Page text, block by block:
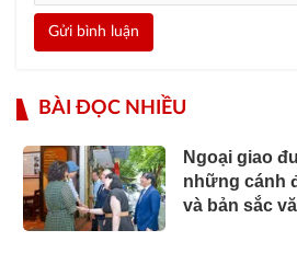
Gửi bình luận
BÀI ĐỌC NHIỀU
Ngoại giao
những cánh
và bản sắc